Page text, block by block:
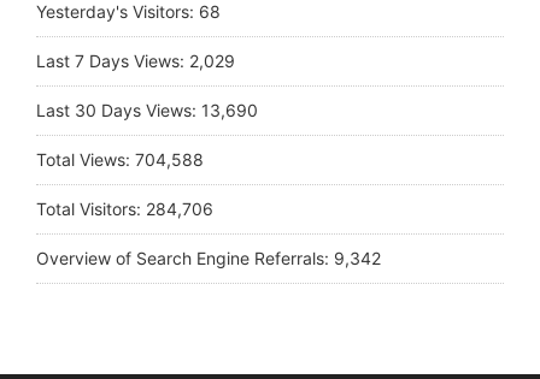
Yesterday's Visitors: 68
Last 7 Days Views: 2,029
Last 30 Days Views: 13,690
Total Views: 704,588
Total Visitors: 284,706
Overview of Search Engine Referrals: 9,342